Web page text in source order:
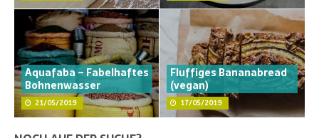
Aquafaba – Fabelhaftes
Bohnenwasser
21/05/2019
Fluffiges Bananabread
(vegan)
17/05/2019